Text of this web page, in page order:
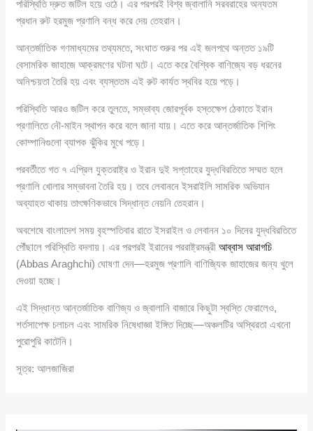
পরিস্থিতি দ্রুত জটিল হয়ে ওঠে। এর পরপরই বিশ্ব জ্বালানি সরবরাহের অন্যতম
প্রধান রুট হরমুজ প্রণালি বন্ধ করে দেয় তেহরান।
আন্তর্জাতিক গণমাধ্যমের তথ্যমতে, সংঘাত শুরুর পর এই জলপথে অন্তত ১৯টি
বেসামরিক জাহাজে আক্রমণের ঘটনা ঘটে। এতে করে বৈশ্বিক বাণিজ্যে বড় ধরনের
অনিশ্চয়তা তৈরি হয় এবং ব্যস্ততম এই রুট কার্যত স্থবির হয়ে পড়ে।
পরিস্থিতি আরও জটিল করে তুলতে, সম্ভাব্য জোরপূর্বক হস্তক্ষেপ ঠেকাতে ইরান
প্রণালিতে নৌ-মাইন স্থাপন করে বলে জানা যায়। এতে করে আন্তর্জাতিক শিপিং
কোম্পানিগুলো ব্যাপক ঝুঁকির মুখে পড়ে।
পরবর্তীতে গত ৭ এপ্রিল যুক্তরাষ্ট্র ও ইরান দুই সপ্তাহের যুদ্ধবিরতিতে সম্মত হলে
প্রণালি খোলার সম্ভাবনা তৈরি হয়। তবে লেবাননে ইসরাইলি সামরিক অভিযান
অব্যাহত থাকায় তাৎক্ষণিকভাবে সিদ্ধান্ত নেয়নি তেহরান।
অবশেষে বাংলাদেশ সময় বৃহস্পতিবার রাতে ইসরাইল ও লেবানন ১০ দিনের যুদ্ধবিরতিতে
পৌঁছালে পরিস্থিতি বদলায়। এর পরপরই ইরানের পররাষ্ট্রমন্ত্রীআব্বাস আরাগচি
(Abbas Araghchi) ঘোষণা দেন—হরমুজ প্রণালি বাণিজ্যিক জাহাজের জন্য খুলে
দেওয়া হচ্ছে।
এই সিদ্ধান্ত আন্তর্জাতিক বাণিজ্য ও জ্বালানি বাজারে কিছুটা স্বস্তি ফেরালেও,
শর্তসাপেক্ষ চলাচল এবং সামরিক নিষেধাজ্ঞা ইঙ্গিত দিচ্ছে—অঞ্চলটির অস্থিরতা এখনো
পুরোপুরি কাটেনি।
সূত্র: আলজাজিরা